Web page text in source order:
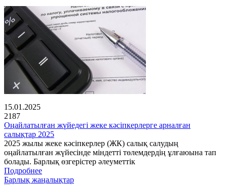
15.01.2025
2187
Оңайлатылған жүйедегі жеке кәсіпкерлерге арналған
салықтар 2025
2025 жылы жеке кәсіпкерлер (ЖК) салық салудың
оңайлатылған жүйесінде міндетті төлемдердің ұлғаюына тап
болады. Барлық өзгерістер әлеуметтік
Подробнее
Барлық жаңалықтар